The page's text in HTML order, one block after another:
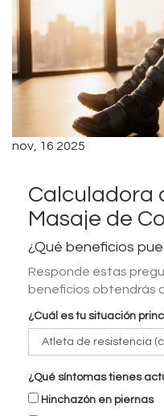
nov, 16 2025
Calculadora
Masaje de
¿Qué beneficios
Responde estas
beneficios obtendrás
¿Cuál es tu situación
¿Qué síntomas tienes
Hinchazón en piernas